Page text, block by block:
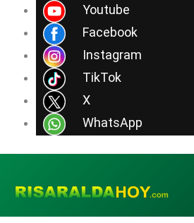
Youtube
Facebook
Instagram
TikTok
X
WhatsApp
contenido